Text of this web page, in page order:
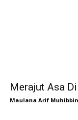
Merajut Asa
Maulana Arif Muhibbin